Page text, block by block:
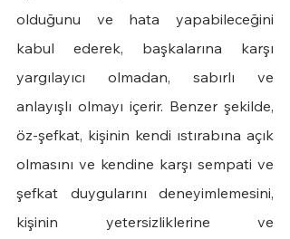
olduğunu ve hata yapabileceğini
kabul ederek, başkalarına karşı
yargılayıcı olmadan, sabırlı ve
anlayışlı olmayı içerir. Benzer şekilde,
öz-şefkat, kişinin kendi ıstırabına açık
olmasını ve kendine karşı sempati ve
şefkat duygularını deneyimlemesini,
kişinin yetersizliklerine ve